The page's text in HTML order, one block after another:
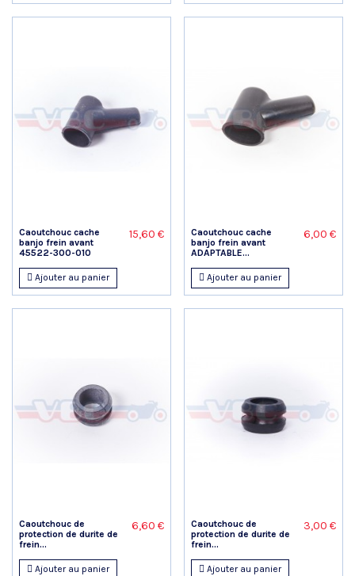
Caoutchouc cache
banjo frein avant
45522-300-010
15,60 €
Ajouter au panier
Caoutchouc cache
banjo frein avant
ADAPTABLE...
6,00 €
Ajouter au panier
Caoutchouc de
protection de durite de
frein...
6,60 €
Ajouter au panier
Caoutchouc de
protection de durite de
frein...
3,00 €
Ajouter au panier